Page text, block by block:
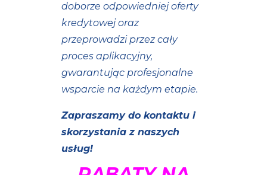
doborze odpowiedniej oferty
kredytowej oraz
przeprowadzi przez cały
proces aplikacyjny,
gwarantując profesjonalne
wsparcie na każdym etapie.
Zapraszamy do kontaktu i
skorzystania z naszych
usług!